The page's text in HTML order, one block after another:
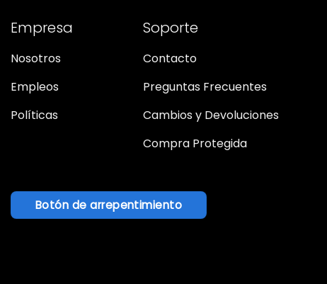
Empresa
Nosotros
Empleos
Políticas
Soporte
Contacto
Preguntas Frecuentes
Cambios y Devoluciones
Compra Protegida
Botón de arrepentimiento